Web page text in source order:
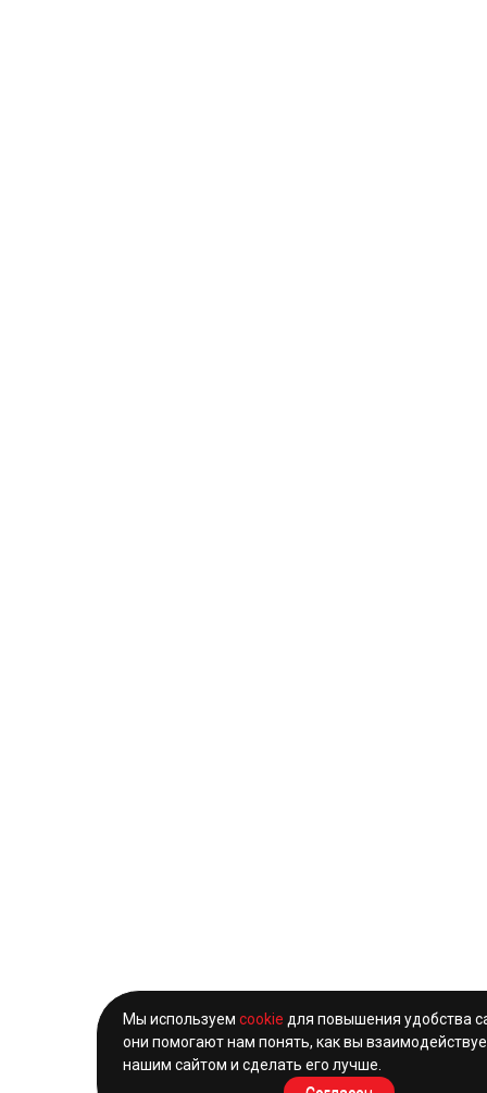
Мы используемcookie для повышения удобства
они помогают нам понять, как вы
нашим сайтом и сделать его лучше.